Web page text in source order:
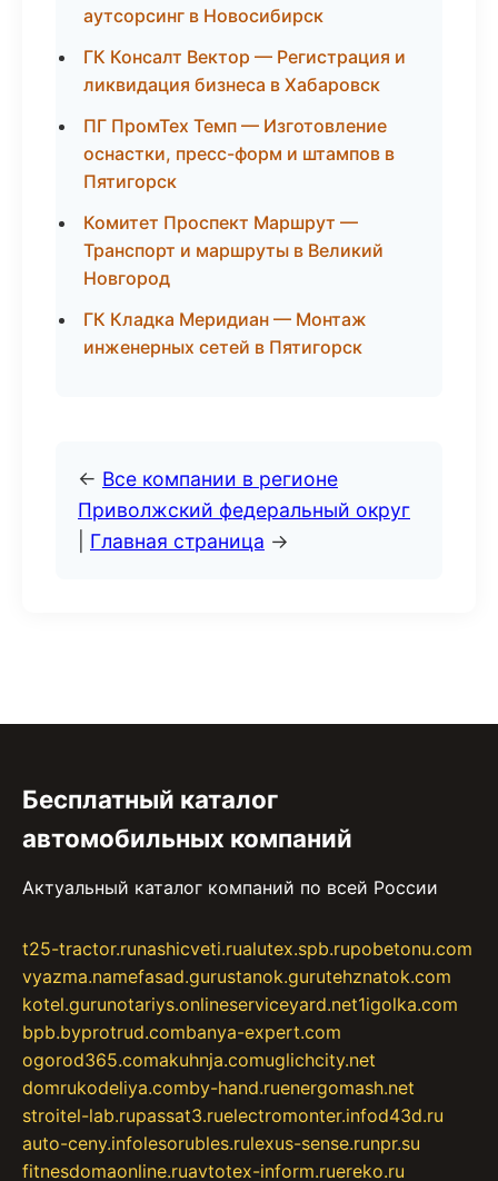
аутсорсинг в Новосибирск
ГК Консалт Вектор — Регистрация и
ликвидация бизнеса в Хабаровск
ПГ ПромТех Темп — Изготовление
оснастки, пресс-форм и штампов в
Пятигорск
Комитет Проспект Маршрут —
Транспорт и маршруты в Великий
Новгород
ГК Кладка Меридиан — Монтаж
инженерных сетей в Пятигорск
← Все компании в регионе
Приволжский федеральный округ
Главная страница →
Бесплатный каталог
автомобильных компаний
Актуальный каталог компаний по всей России
t25-tractor.runashicveti.rualutex.spb.rupobetonu.com
vyazma.namefasad.gurustanok.gurutehznatok.com
kotel.gurunotariys.onlineserviceyard.net1igolka.com
bpb.byprotrud.combanya-expert.com
ogorod365.comakuhnja.comuglichcity.net
domrukodeliya.comby-hand.ruenergomash.net
stroitel-lab.rupassat3.ruelectromonter.infod43d.ru
auto-ceny.infolesorubles.rulexus-sense.runpr.su
fitnesdomaonline.ruavtotex-inform.ruereko.ru